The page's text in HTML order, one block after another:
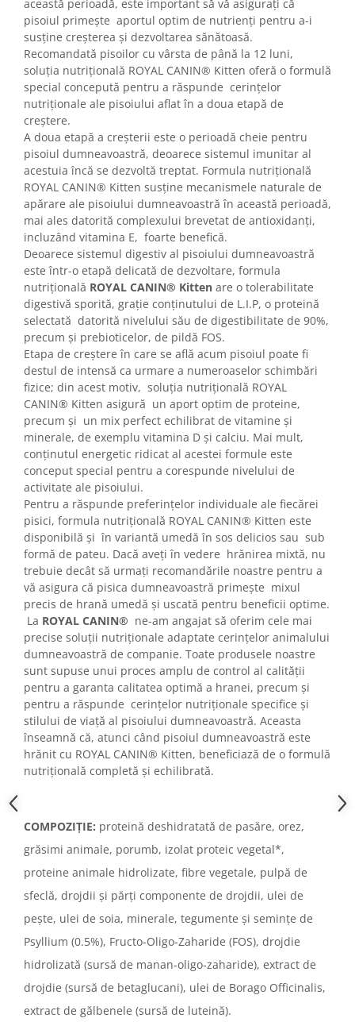
această perioadă, este important să vă asigurați că
pisoiul primește aportul optim de nutrienți pentru a-i
susține creșterea și dezvoltarea sănătoasă.
Recomandată pisoilor cu vârsta de până la 12 luni,
soluția nutrițională ROYAL CANIN® Kitten oferă o formulă
special concepută pentru a răspunde cerințelor
nutriționale ale pisoiului aflat în a doua etapă de
creștere.
A doua etapă a creșterii este o perioadă cheie pentru
pisoiul dumneavoastră, deoarece sistemul imunitar al
acestuia încă se dezvoltă treptat. Formula nutrițională
ROYAL CANIN® Kitten susține mecanismele naturale de
apărare ale pisoiului dumneavoastră în această perioadă,
mai ales datorită complexului brevetat de antioxidanți,
incluzând vitamina E, foarte benefică.
Deoarece sistemul digestiv al pisoiului dumneavoastră
este într-o etapă delicată de dezvoltare, formula
nutrițională ROYAL CANIN® Kitten are o tolerabilitate
digestivă sporită, grație conținutului de L.I.P, o proteină
selectată datorită nivelului său de digestibilitate de 90%,
precum și prebioticelor, de pildă FOS.
Etapa de creștere în care se află acum pisoiul poate fi
destul de intensă ca urmare a numeroaselor schimbări
fizice; din acest motiv, soluția nutrițională ROYAL
CANIN® Kitten asigură un aport optim de proteine,
precum și un mix perfect echilibrat de vitamine și
minerale, de exemplu vitamina D și calciu. Mai mult,
conținutul energetic ridicat al acestei formule este
conceput special pentru a corespunde nivelului de
activitate ale pisoiului.
Pentru a răspunde preferințelor individuale ale fiecărei
pisici, formula nutrițională ROYAL CANIN® Kitten este
disponibilă și în variantă umedă în sos delicios sau sub
formă de pateu. Dacă aveți în vedere hrănirea mixtă, nu
trebuie decât să urmați recomandările noastre pentru a
vă asigura că pisica dumneavoastră primește mixul
precis de hrană umedă și uscată pentru beneficii optime.
La ROYAL CANIN® ne-am angajat să oferim cele mai
precise soluții nutriționale adaptate cerințelor animalului
dumneavoastră de companie. Toate produsele noastre
sunt supuse unui proces amplu de control al calității
pentru a garanta calitatea optimă a hranei, precum și
pentru a răspunde cerințelor nutriționale specifice și
stilului de viață al pisoiului dumneavoastră. Aceasta
înseamnă că, atunci când pisoiul dumneavoastră este
hrănit cu ROYAL CANIN® Kitten, beneficiază de o formulă
nutrițională completă și echilibrată.
COMPOZIȚIE: proteină deshidratată de pasăre, orez,
grăsimi animale, porumb, izolat proteic vegetal*,
proteine animale hidrolizate, fibre vegetale, pulpă de
sfeclă, drojdii și părți componente de drojdii, ulei de
pește, ulei de soia, minerale, tegumente și semințe de
Psyllium (0.5%), Fructo-Oligo-Zaharide (FOS), drojdie
hidrolizată (sursă de manan-oligo-zaharide), extract de
drojdie (sursă de betaglucani), ulei de Borago Officinalis,
extract de gălbenele (sursă de luteină).